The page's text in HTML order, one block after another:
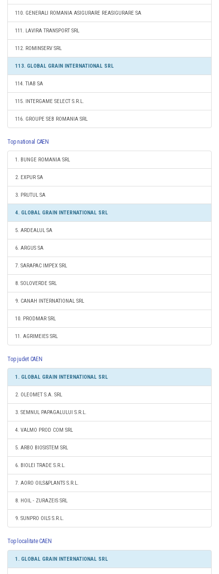
110. GENERALI ROMANIA ASIGURARE REASIGURARE SA
111. LAVIRA TRANSPORT SRL
112. ROMINSERV SRL
113. GLOBAL GRAIN INTERNATIONAL SRL
114. TIAB SA
115. INTERGAME SELECT S.R.L.
116. GROUPE SEB ROMANIA SRL
Top national CAEN
1. BUNGE ROMANIA SRL
2. EXPUR SA
3. PRUTUL SA
4. GLOBAL GRAIN INTERNATIONAL SRL
5. ARDEALUL SA
6. ARGUS SA
7. SARAPAC IMPEX SRL
8. SOLOVERDE SRL
9. CANAH INTERNATIONAL SRL
10. PRODMAR SRL
11. AGRIMEIES SRL
Top judet CAEN
1. GLOBAL GRAIN INTERNATIONAL SRL
2. OLEOMET S.A. SRL
3. SEMNUL PAPAGALULUI S.R.L.
4. VALMO PROD COM SRL
5. ARBO BIOSISTEM SRL
6. BIOLEI TRADE S.R.L.
7. AORO OILS&PLANTS S.R.L.
8. HOIL - ZURAZEIS SRL
9. SUNPRO OILS S.R.L.
Top localitate CAEN
1. GLOBAL GRAIN INTERNATIONAL SRL